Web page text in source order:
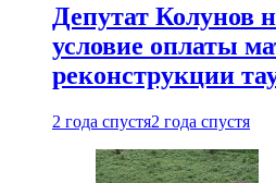
Депутат Колунов
условие оплаты
реконструкции
2 года спустя2 года спустя